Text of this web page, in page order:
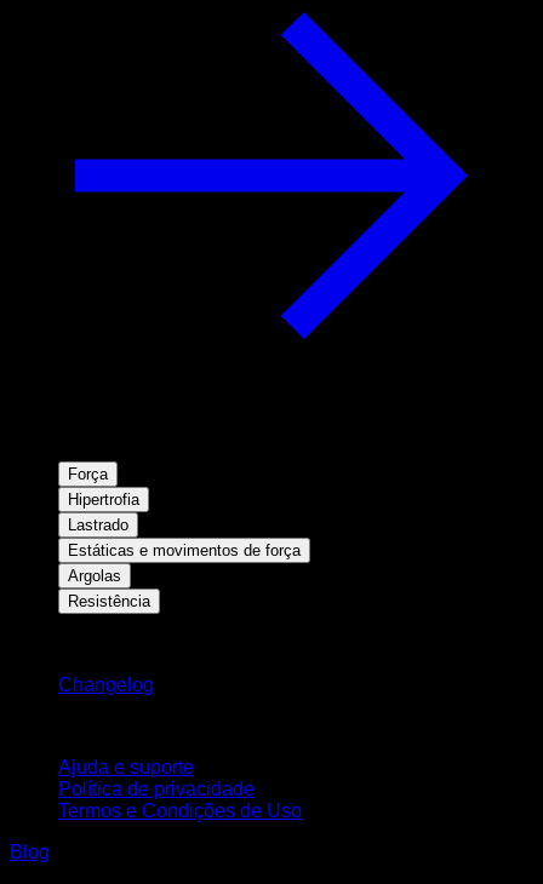
Força
Hipertrofia
Lastrado
Estáticas e movimentos de força
Argolas
Resistência
Changelog
Ajuda e suporte
Política de privacidade
Termos e Condições de Uso
Blog